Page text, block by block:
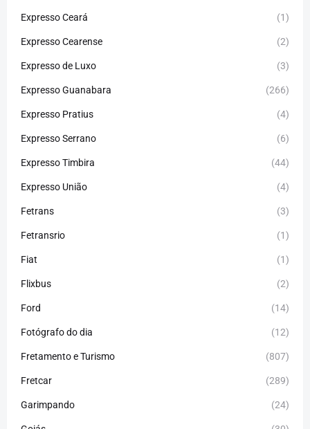
Expresso Ceará (1)
Expresso Cearense (2)
Expresso de Luxo (3)
Expresso Guanabara (266)
Expresso Pratius (4)
Expresso Serrano (6)
Expresso Timbira (44)
Expresso União (4)
Fetrans (3)
Fetransrio (1)
Fiat (1)
Flixbus (2)
Ford (14)
Fotógrafo do dia (12)
Fretamento e Turismo (807)
Fretcar (289)
Garimpando (24)